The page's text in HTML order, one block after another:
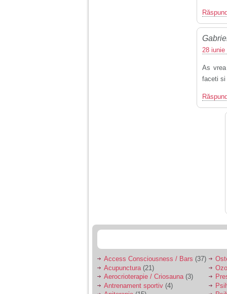
28 iunie
As
faceti si
Access Consciousness / Bars (37)
Acupunctura (21)
Aerocrioterapie / Criosauna(3)
Antrenament sportiv (4)